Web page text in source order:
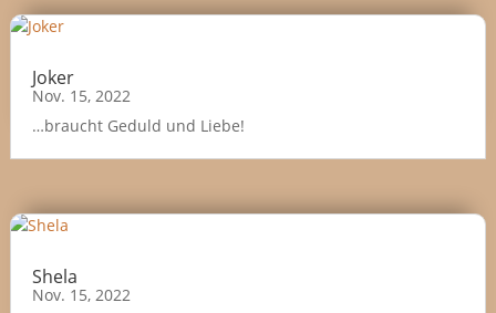
Joker
Nov. 15, 2022
…braucht Geduld und Liebe!
Shela
Nov. 15, 2022